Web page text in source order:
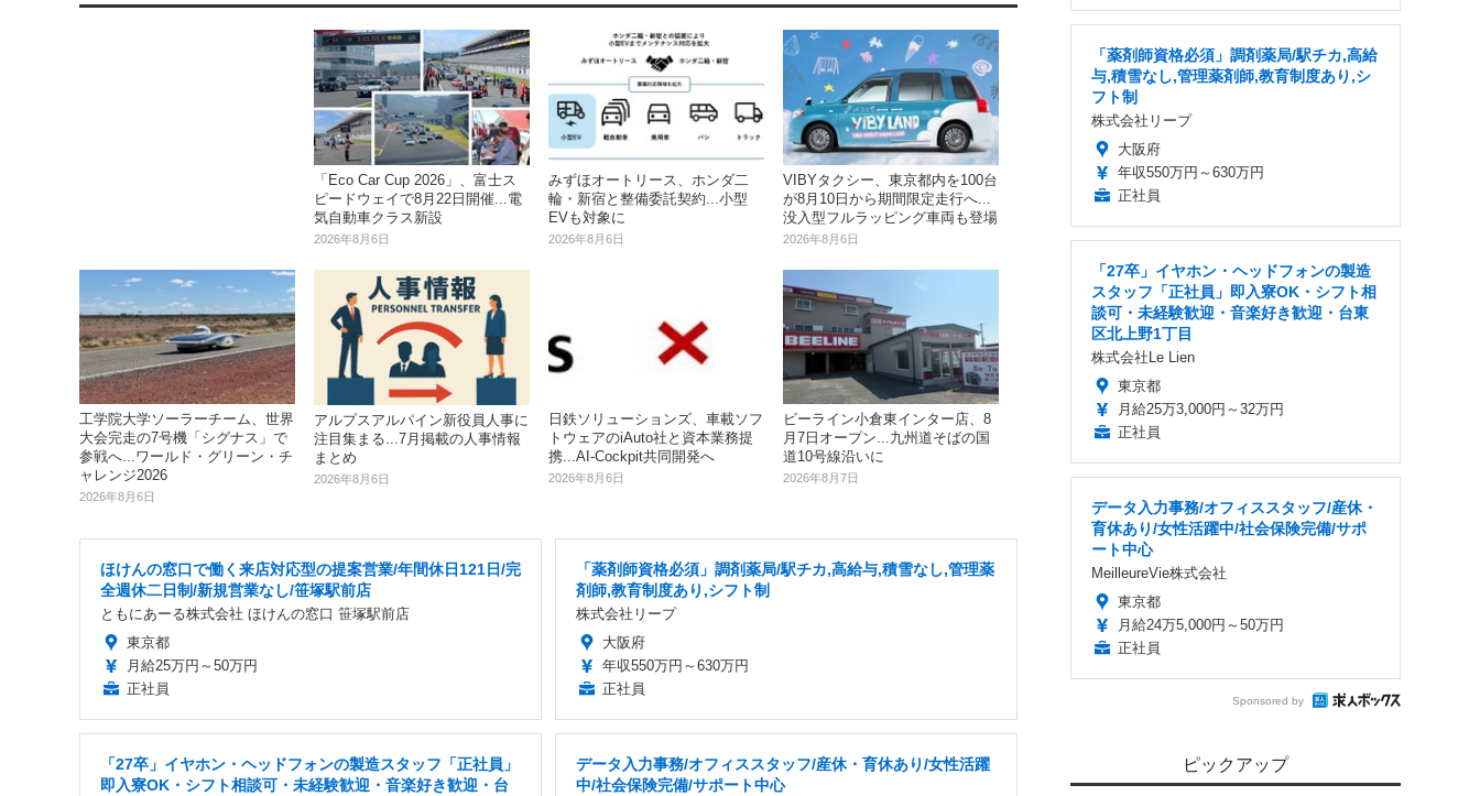
「Eco Car Cup 2026」、富士ス
ピードウェイで8月22日開催...電
気自動車クラス新設
2026年8月6日
みずほオートリース、ホンダ二
輪・新宿と整備委託契約...小型
EVも対象に
2026年8月6日
VIBYタクシー、東京都内を100台
が8月10日から期間限定走行へ...
没入型フルラッピング車両も登場
2026年8月6日
工学院大学ソーラーチーム、世界
大会完走の7号機「シグナス」で
参戦へ...ワールド・グリーン・チ
ャレンジ2026
2026年8月6日
アルプスアルパイン新役員人事に
注目集まる...7月掲載の人事情報
まとめ
2026年8月6日
日鉄ソリューションズ、車載ソフ
トウェアのiAuto社と資本業務提
携...AI-Cockpit共同開発へ
2026年8月6日
ビーライン小倉東インター店、8
月7日オープン...九州道そばの国
道10号線沿いに
2026年8月7日
ほけんの窓口で働く来店対応型の提案営業/年間休日121日/完
全週休二日制/新規営業なし/笹塚駅前店
ともにあーる株式会社 ほけんの窓口 笹塚駅前店
東京都
月給25万円～50万円
正社員
「薬剤師資格必須」調剤薬局/駅チカ,高給与,積雪なし,管理薬
剤師,教育制度あり,シフト制
株式会社リープ
大阪府
年収550万円～630万円
正社員
「27卒」イヤホン・ヘッドフォンの製造スタッフ「正社員」
即入寮OK・シフト相談可・未経験歓迎・音楽好き歓迎・台
データ入力事務/オフィススタッフ/産休・育休あり/女性活躍
中/社会保険完備/サポート中心
「薬剤師資格必須」調剤薬局/駅チカ,高給
与,積雪なし,管理薬剤師,教育制度あり,シ
フト制
株式会社リープ
大阪府
年収550万円～630万円
正社員
「27卒」イヤホン・ヘッドフォンの製造
スタッフ「正社員」即入寮OK・シフト相
談可・未経験歓迎・音楽好き歓迎・台東
区北上野1丁目
株式会社Le Lien
東京都
月給25万3,000円～32万円
正社員
データ入力事務/オフィススタッフ/産休・
育休あり/女性活躍中/社会保険完備/サポ
ート中心
MeilleureVie株式会社
東京都
月給24万5,000円～50万円
正社員
Sponsored by
ピックアップ